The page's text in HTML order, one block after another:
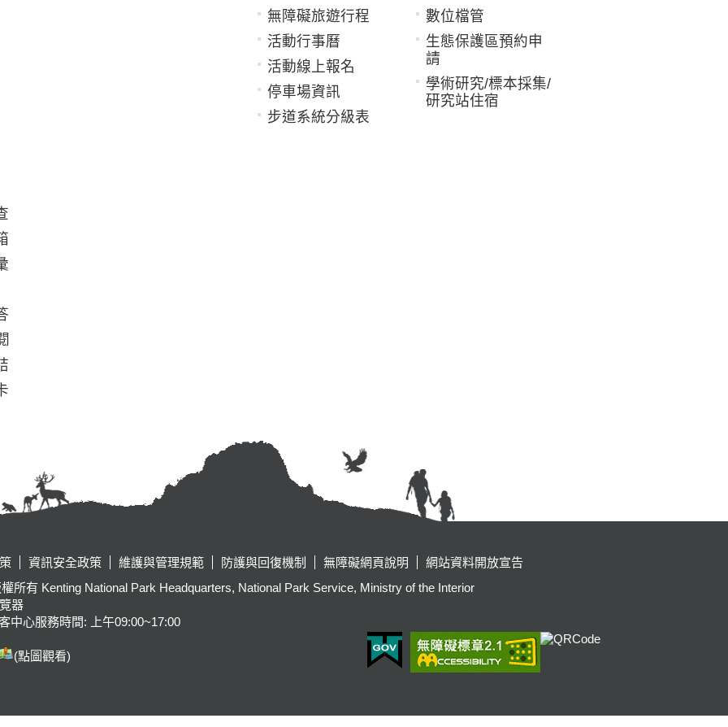
無障礙旅遊行程
活動行事曆
活動線上報名
停車場資訊
步道系統分級表
數位檔管
生態保護區預約申
請
學術研究/標本採集/
研究站住宿
資訊安全政策 維護與管理規範 防護與回復機制 無障礙網頁說明
網站資料開放宣告
所有 Kenting National Park Headquarters, National Park Service, Ministry of the Interior
器
中心服務時間: 上午09:00~17:00
(點圖觀看)